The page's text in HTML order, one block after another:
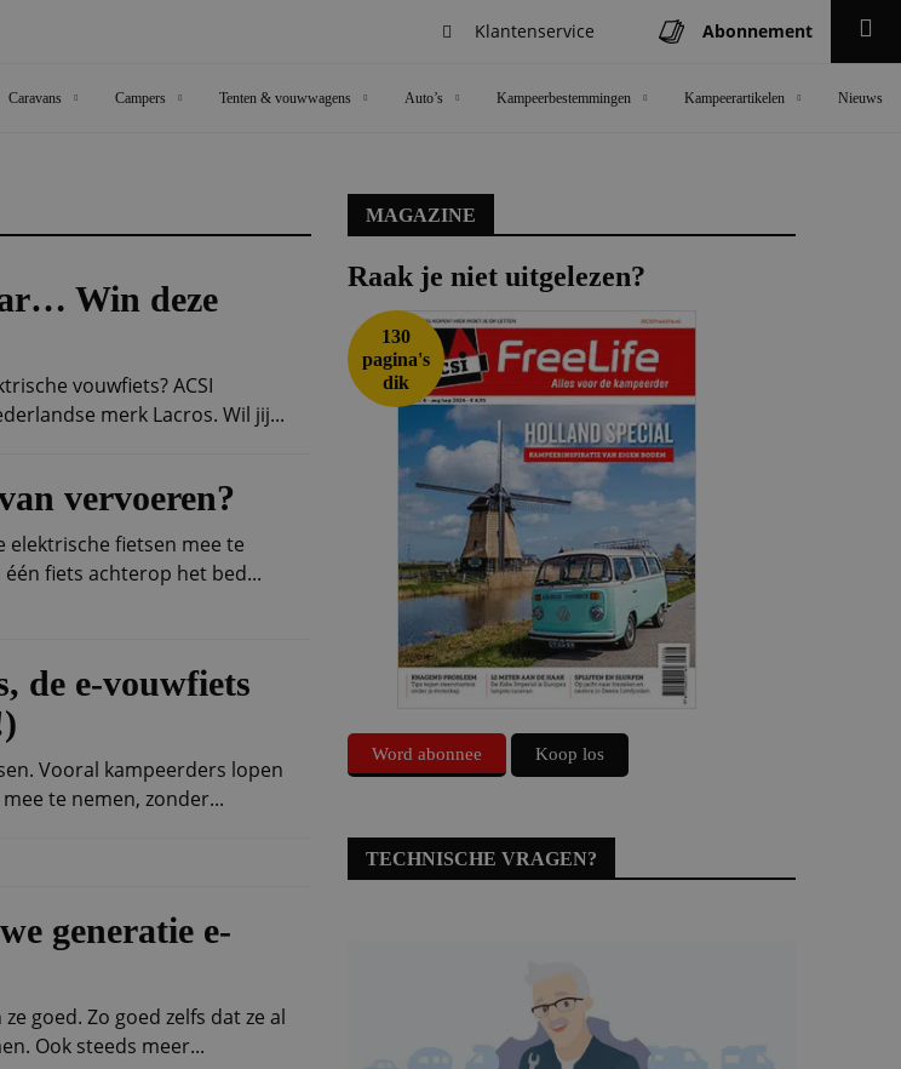
Klantenservice Abonnement
Caravans Campers Tenten & vouwwagens Auto’s Kampeerbestemmingen Kampeerartikelen Nieuws
Win deze
vouwfiets? ACSI
merk Lacros. Wil jij...
vervoeren?
elektrische fietsen mee te
fiets achterop het bed...
de e-vouwfiets
Vooral kampeerders lopen
te nemen, zonder...
generatie e-
goed. Zo goed zelfs dat ze al
Ook steeds meer...
MAGAZINE
Raak je niet uitgelezen?
130
pagina's
dik
Word abonnee Koop los
TECHNISCHE VRAGEN?